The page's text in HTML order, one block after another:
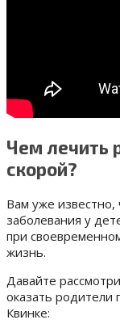
Чем лечить
скорой?
Вам уже известно,
заболевания у
при
жизнь.
Давайте
оказать родители
Квинке: